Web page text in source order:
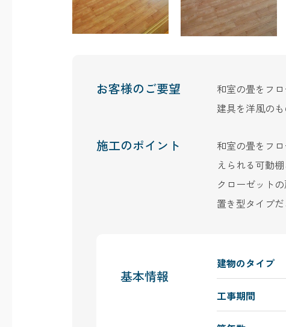
お客様のご要望
和室の畳をフ
建具を洋風のも
施工のポイント
和室の畳をフ
えられる可動
クローゼット
置き型タイプ
基本情報
建物のタイプ
工事期間